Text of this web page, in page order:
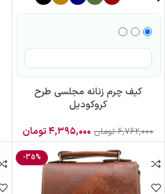
کیف چرم زنانه مجلسی طرح
کروکودیل
۶,۷۶۲,۰۰۰ تومان ۴,۳۹۵,۰۰۰تومان
-35%